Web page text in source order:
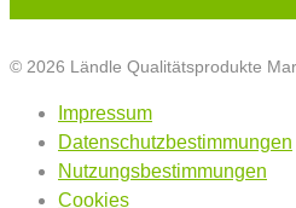
© 2026 Ländle Qualitätsprodukte
Impressum
Datenschutzbestimmungen
Nutzungsbestimmungen
Cookies